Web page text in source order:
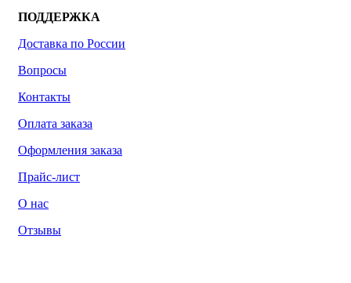
ПОДДЕРЖКА
Доставка по России
Вопросы
Контакты
Оплата заказа
Оформления заказа
Прайс-лист
О нас
Отзывы